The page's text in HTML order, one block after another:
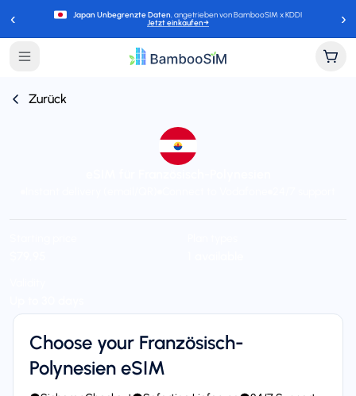
‹ Japan Unbegrenzte Daten, angetrieben von BambooSIM x KDDI
Jetzt einkaufen→ ›
Zurück
Choose your Französisch-
Polynesien eSIM